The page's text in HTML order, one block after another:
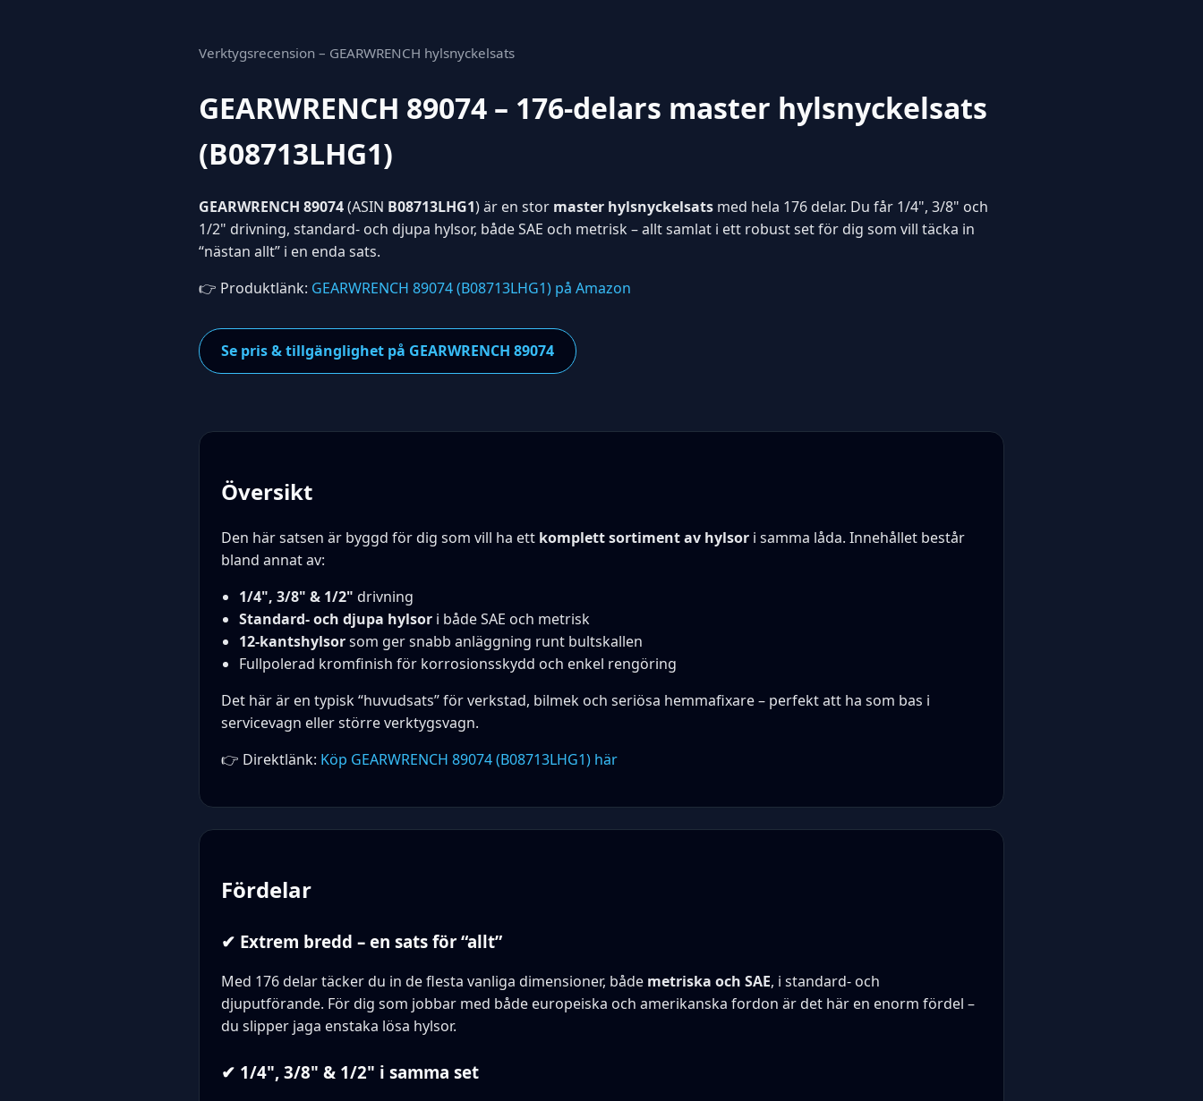
Verktygsrecension – GEARWRENCH hylsnyckelsats
GEARWRENCH 89074 – 176-delars master hylsnyckelsats
(B08713LHG1)
GEARWRENCH 89074(ASIN B08713LHG1) är en stor master hylsnyckelsats med hela 176 delar. Du får 1/4", 3/8" och
1/2" drivning, standard- och djupa hylsor, både SAE och metrisk – allt samlat i ett robust set för dig som vill täcka in
“nästan allt” i en enda sats.
👉 Produktlänk: GEARWRENCH 89074 (B08713LHG1) på Amazon
Se pris & tillgänglighet på GEARWRENCH 89074
Översikt
Den här satsen är byggd för dig som vill ha ett komplett sortiment av hylsor i samma låda. Innehållet består
bland annat av:
1/4", 3/8" & 1/2" drivning
Standard- och djupa hylsor i både SAE och metrisk
12-kantshylsorsom ger snabb anläggning runt bultskallen
Fullpolerad kromfinish för korrosionsskydd och enkel rengöring
Det här är en typisk “huvudsats” för verkstad, bilmek och seriösa hemmafixare – perfekt att ha som bas i
servicevagn eller större verktygsvagn.
👉 Direktlänk: Köp GEARWRENCH 89074 (B08713LHG1) här
Fördelar
✔ Extrem bredd – en sats för “allt”
Med 176 delar täcker du in de flesta vanliga dimensioner, både metriska och SAE, i standard- och
djuputförande. För dig som jobbar med både europeiska och amerikanska fordon är det här en enorm fördel –
du slipper jaga enstaka lösa hylsor.
✔ 1/4", 3/8" & 1/2" i samma set